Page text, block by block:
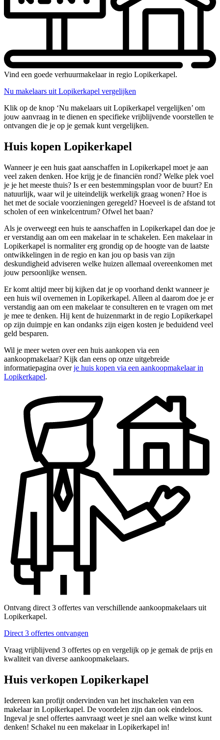
Vind een goede verhuurmakelaar in regio Lopikerkapel.
Nu makelaars uit Lopikerkapel vergelijken
Klik op de knop ‘Nu makelaars uit Lopikerkapel vergelijken’ om
jouw aanvraag in te dienen en specifieke vrijblijvende voorstellen te
ontvangen die je op je gemak kunt vergelijken.
Huis kopen Lopikerkapel
Wanneer je een huis gaat aanschaffen in Lopikerkapel moet je aan
veel zaken denken. Hoe krijg je de financiën rond? Welke plek voel
je je het meeste thuis? Is er een bestemmingsplan voor de buurt? En
natuurlijk, waar wil je uiteindelijk werkelijk graag wonen? Hoe is
het met de sociale voorzieningen geregeld? Hoeveel is de afstand tot
scholen of een winkelcentrum? Ofwel het baan?
Als je overweegt een huis te aanschaffen in Lopikerkapel dan doe je
er verstandig aan om een makelaar in te schakelen. Een makelaar in
Lopikerkapel is normaliter erg grondig op de hoogte van de laatste
ontwikkelingen in de regio en kan jou op basis van zijn
deskundigheid adviseren welke huizen allemaal overeenkomen met
jouw persoonlijke wensen.
Er komt altijd meer bij kijken dat je op voorhand denkt wanneer je
een huis wil overnemen in Lopikerkapel. Alleen al daarom doe je er
verstandig aan om een makelaar te consulteren en te vragen om met
je mee te denken. Hij kent de huizenmarkt in de regio Lopikerkapel
op zijn duimpje en kan ondanks zijn eigen kosten je beduidend veel
geld besparen.
Wil je meer weten over een huis aankopen via een
aankoopmakelaar? Kijk dan eens op onze uitgebreide
informatiepagina overje huis kopen via een aankoopmakelaar in
Lopikerkapel.
Ontvang direct 3 offertes van verschillende aankoopmakelaars uit
Lopikerkapel.
Direct 3 offertes ontvangen
Vraag vrijblijvend 3 offertes op en vergelijk op je gemak de prijs en
kwaliteit van diverse aankoopmakelaars.
Huis verkopen Lopikerkapel
Iedereen kan profijt ondervinden van het inschakelen van een
makelaar in Lopikerkapel. De voordelen zijn dan ook eindeloos.
Ingeval je snel offertes aanvraagt weet je snel aan welke winst kunt
denken! Schakel nu een makelaar in Lopikerkapel in!